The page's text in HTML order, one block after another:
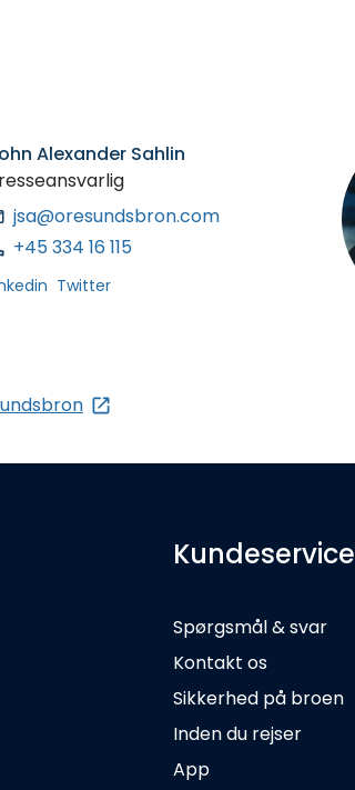
Alexander Sahlin
jsa@oresundsbron.com
+45 334 16 115
Twitter
Kundeservice
Spørgsmål & svar
Kontakt os
Sikkerhed på broen
Inden du rejser
App